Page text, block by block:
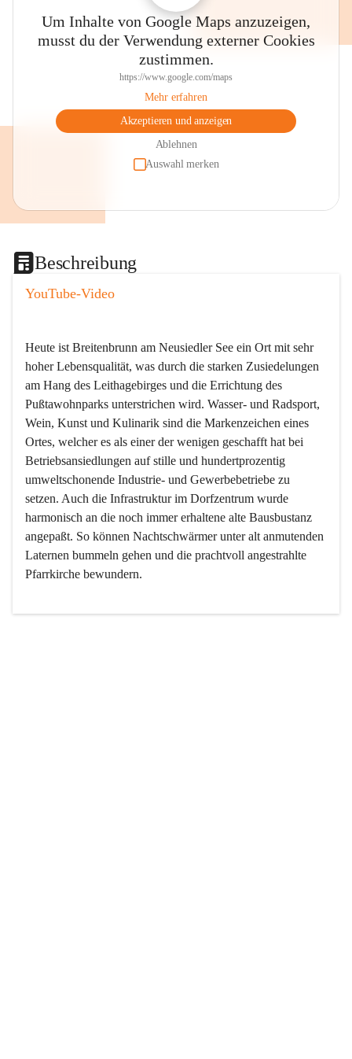
Um Inhalte von Google Maps anzuzeigen,
musst du der Verwendung externer Cookies
zustimmen.
https://www.google.com/maps
Mehr erfahren
Akzeptieren und anzeigen
Ablehnen
Auswahl merken
Beschreibung
YouTube-Video
Heute ist Breitenbrunn am Neusiedler See ein Ort mit sehr
hoher Lebensqualität, was durch die starken Zusiedelungen
am Hang des Leithagebirges und die Errichtung des
Pußtawohnparks unterstrichen wird. Wasser- und Radsport,
Wein, Kunst und Kulinarik sind die Markenzeichen eines
Ortes, welcher es als einer der wenigen geschafft hat bei
Betriebsansiedlungen auf stille und hundertprozentig
umweltschonende Industrie- und Gewerbebetriebe zu
setzen. Auch die Infrastruktur im Dorfzentrum wurde
harmonisch an die noch immer erhaltene alte Bausbustanz
angepaßt. So können Nachtschwärmer unter alt anmutenden
Laternen bummeln gehen und die prachtvoll angestrahlte
Pfarrkirche bewundern.
Der Weinbau dominert heute nicht mehr, ist aber integrativer